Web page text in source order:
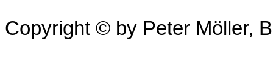
Copyright © by Peter Möller,